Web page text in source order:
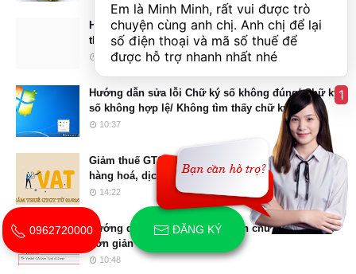
Hướng dẫn sửa lỗi không vào được trang
thuedientu.gdt.gov.vn
17:13
Hướng dẫn sửa lỗi Chữ ký số không đúng/ Chữ ký
số không hợp lệ/ Không tìm thấy chữ ký số
10:37
Giảm thuế GTGT xuống 8% áp dụng với một số
hàng hoá, dịch vụ
14:22
Hướng dẫn mở khóa USB Token chữ ký số Viettel
đơn giản
10:48
0962720000 ĐĂNG KÝ
Em là Minh Minh, rất vui được trò
chuyện cùng anh chị. Anh chị để lại
số điện thoại và mã số thuế để
được hỗ trợ nhanh nhất nhé
1